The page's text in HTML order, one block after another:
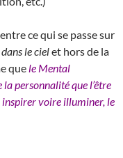
ce qui se passe sur
dans le cielet hors de la
que le Mental
personnalité que l’être
voire illuminer, le